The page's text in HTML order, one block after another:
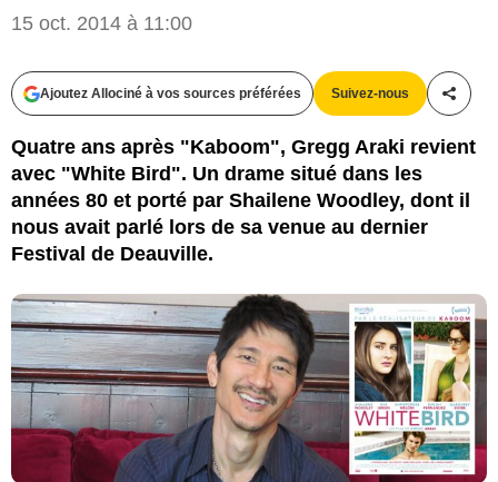
15 oct. 2014 à 11:00
Ajoutez Allociné à vos sources préférées Suivez-nous
Quatre ans après "Kaboom", Gregg Araki revient
avec "White Bird". Un drame situé dans les
années 80 et porté par Shailene Woodley, dont il
nous avait parlé lors de sa venue au dernier
Festival de Deauville.
Maximilien Pierrette / AlloCiné